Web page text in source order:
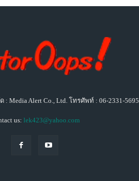
: Media Alert Co., Ltd. โทรศัพท์ : 06-2331-5695
us: lek423@yahoo.com